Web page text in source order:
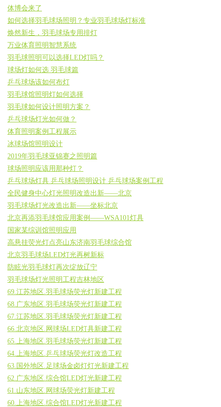
体博会来了
如何选择羽毛球场照明？专业羽毛球场灯标准
焕然新生，羽毛球场专用排灯
万业体育照明智慧系统
羽毛球照明可以选择LED灯吗？
球场灯如何选 羽毛球篇
乒乓球场该如何布灯
羽毛球馆照明灯如何选择
羽毛球如何设计照明方案？
乒乓球场灯光如何做？
体育照明案例工程展示
冰球场馆照明设计
2019年羽毛球亚锦赛之照明篇
球场照明应该用那种灯？
乒乓球场灯具 乒乓球场照明设计 乒乓球场案例工程
全民健身中心灯光照明改造出新——北京
羽毛球场灯光改造出新——坐标北京
北京再添羽毛球馆应用案例——WSA101灯具
国家某综训馆照明应用
高悬挂荧光灯点亮山东济南羽毛球综合馆
北京羽毛球场LED灯光再树新标
防眩光羽毛球灯再次绽放辽宁
羽毛球场灯光照明工程吉林地区
69.江苏地区.羽毛球场荧光灯新建工程
68.广东地区.羽毛球场荧光灯新建工程
67.江苏地区.羽毛球场荧光灯新建工程
66.北京地区.网球场LED灯具新建工程
65.上海地区.羽毛球场荧光灯新建工程
64.上海地区.乒乓球场荧光灯改造工程
63.国外地区.足球场金卤灯灯光新建工程
62.广东地区.综合馆LED灯光新建工程
61.山东地区.网球场荧光灯新建工程
60.上海地区.综合馆LED灯光新建工程